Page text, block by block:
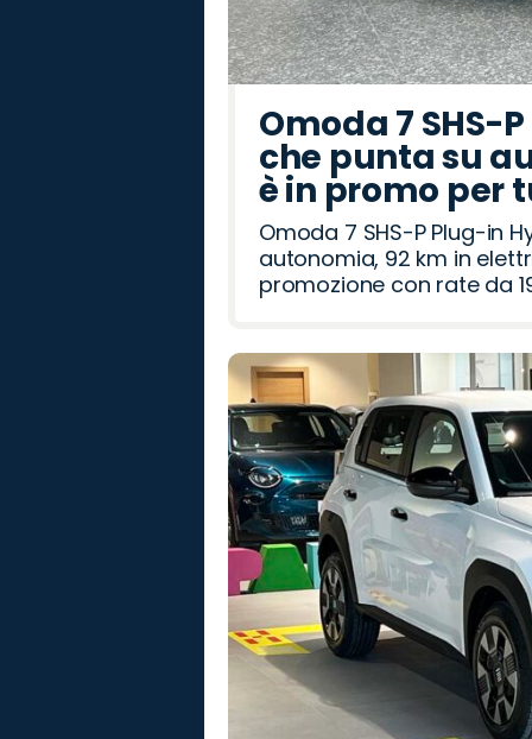
Omoda 7 SHS-
che punta su
è in promo per
Omoda 7 SHS-P Plug-in
autonomia, 92 km in
promozione con rate da